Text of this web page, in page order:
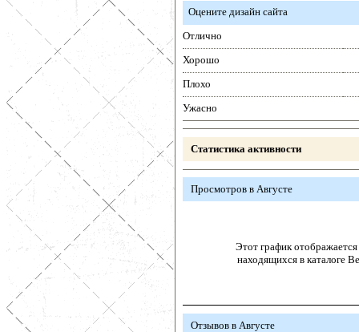
Оцените дизайн сайта
Отлично
Хорошо
Плохо
Ужасно
Статистика активности
Просмотров в Августе
Этот график отображается
находящихся в каталоге
Отзывов в Августе